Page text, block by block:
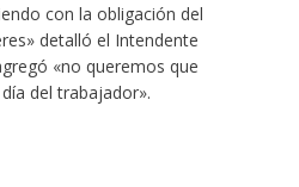
con la obligación del
detalló el Intendente
«no queremos que
del trabajador».